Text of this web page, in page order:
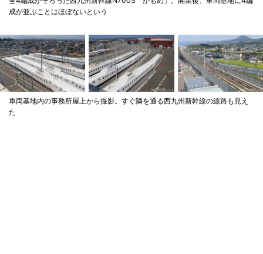
成が並ぶことはほぼないという
車両基地内の事務所屋上から撮影。すぐ隣を通る西九州新幹線の線路も見え
た